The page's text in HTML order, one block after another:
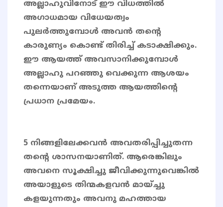
അല്ലാഹുവിനോട് ഈ വിധത്തിൽ
അഗാധമായ വിധേയത്വം
പുലർത്തുമ്പോൾ അവൻ തന്റെ
കാരുണ്യം കൊണ്ട് തിരിച്ച് കടാക്ഷിക്കും.
ഈ ആയത്ത് അവസാനിക്കുമ്പോൾ
അല്ലാഹു പറഞ്ഞു വെക്കുന്ന ആശയം
തന്നെയാണ് അടുത്ത ആയത്തിന്റെ
പ്രധാന പ്രമേയം.
5 നിങ്ങളിലേക്കവന്‍ അവതരിപ്പിച്ചുതന്ന
തന്റെ ശാസനയാണിത്. ആരെങ്കിലും
അവനെ സൂക്ഷിച്ചു ജീവിക്കുന്നുവെങ്കില്‍
അയാളുടെ തിന്മകളവന്‍ മായ്ച്ചു
കളയുന്നതും അവനു മഹത്തായ